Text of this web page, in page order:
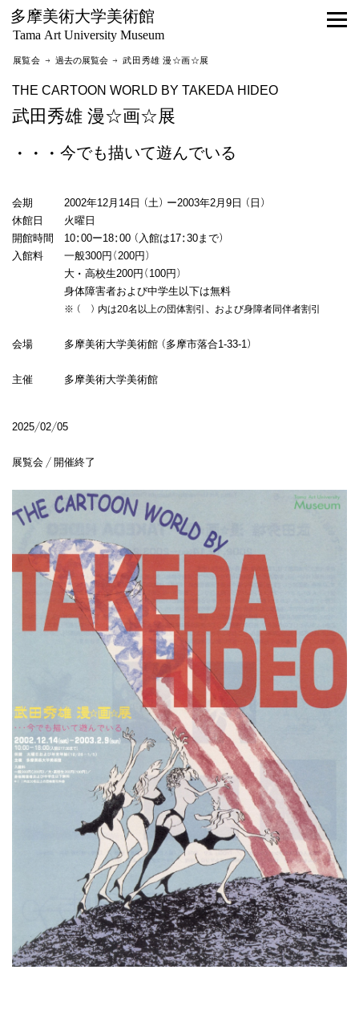
多摩美術大学美術館
Tama Art University Museum
展覧会 → 過去の展覧会→ 武田秀雄 漫☆画☆展
THE CARTOON WORLD BY TAKEDA HIDEO
武田秀雄 漫☆画☆展
・・・今でも描いて遊んでいる
会期 2002年12月14日（土）ー2003年2月9日（日）
休館日 火曜日
開館時間 10:00ー18:00（入館は17:30まで）
入館料 一般300円(200円)
大・高校生200円(100円)
身体障害者および中学生以下は無料
※（ ）内は20名以上の団体割引、および身障者同伴者割引
会場 多摩美術大学美術館（多摩市落合1-33-1）
主催 多摩美術大学美術館
2025/02/05
展覧会 / 開催終了